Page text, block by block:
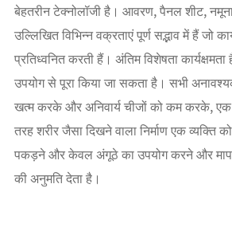
बेहतरीन टेक्नोलॉजी है। आवरण, पैनल शीट, नमूना
उल्लिखित विभिन्न वक्रताएं पूर्ण सद्भाव में हैं जो
प्रतिध्वनित करती हैं। अंतिम विशेषता
उपयोग से पूरा किया जा सकता है। सभी
खत्म करके और अनिवार्य चीजों को कम करके, एक
तरह शरीर जैसा दिखने वाला निर्माण एक व्यक्ति
पकड़ने और केवल अंगूठे का उपयोग करने और
की अनुमति देता है।